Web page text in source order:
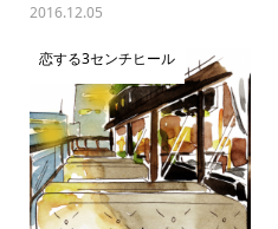
2016.12.05
恋する3センチヒール